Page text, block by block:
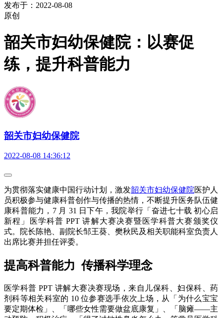
发布于：2022-08-08
原创
韶关市妇幼保健院：以赛促
练，提升科普能力
韶关市妇幼保健院
2022-08-08 14:36:12
为贯彻落实健康中国行动计划，激发韶关市妇幼保健院医护人
员积极参与健康科普创作与传播的热情，不断提升医务队伍健
康科普能力，7 月 31 日下午，我院举行「奋进七十载 初心启
新程」医学科普 PPT 讲解大赛决赛暨医学科普大赛颁奖仪
式。院长陈艳、副院长邹王葵、樊秋民及相关职能科室负责人
出席比赛并担任评委。
提高科普能力 传播科学理念
医学科普 PPT 讲解大赛决赛现场，来自儿保科、妇保科、药
剂科等相关科室的 10 位参赛选手依次上场，从「为什么宝宝
要定期体检」、「哪些女性需要做盆底康复」、「脑瘫——主